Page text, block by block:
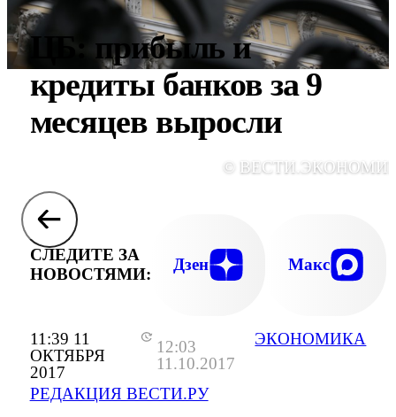
11:39 11
ОКТЯБРЯ
2017
12:03
11.10.2017
РЕДАКЦИЯ ВЕСТИ.РУ
ЭКОНОМИКА
ЦБ: прибыль и
кредиты банков за 9
месяцев выросли
©
СЛЕДИТЕ ЗА
НОВОСТЯМИ:
Дзен Макс